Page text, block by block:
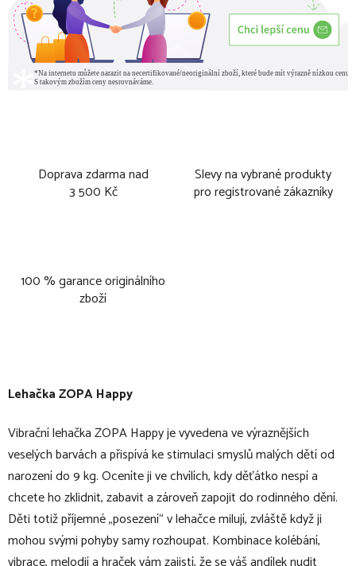
Doprava zdarma nad
3 500 Kč
Slevy na vybrané produkty
pro registrované zákazníky
100 % garance originálního
zboží
Lehačka ZOPA Happy
Vibrační lehačka ZOPA Happy je vyvedena ve výraznějších
veselých barvách a přispívá ke stimulaci smyslů malých dětí od
narození do 9 kg. Oceníte ji ve chvílích, kdy děťátko nespí a
chcete ho zklidnit, zabavit a zároveň zapojit do rodinného dění.
Děti totiž příjemné „posezení“ v lehačce milují, zvláště když ji
mohou svými pohyby samy rozhoupat. Kombinace kolébání,